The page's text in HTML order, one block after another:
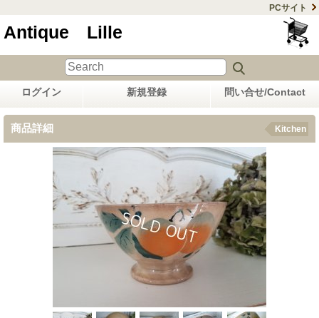
PCサイト
Antique Lille
ログイン 新規登録 問い合せ/Contact
商品詳細 Kitchen